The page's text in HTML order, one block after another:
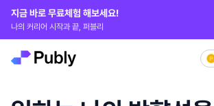
지금 바로 무료체험 해보세요!
나의 커리어 시작과 끝, 퍼블리